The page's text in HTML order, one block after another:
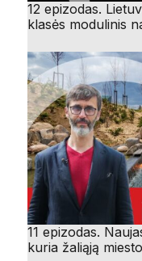
12 epizodas.
klasės modulinis
11 epizodas.
kuria žaliąją